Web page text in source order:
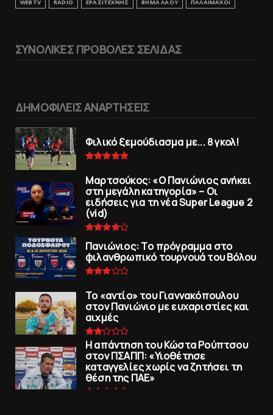
WEBTV
RADIO ΕΡΑΣΙΤΕΧΝΗΣ ΒΗΜΑ ΛΑΟΥ ΠΑΛΑΙΜΑΧΟΙ
ΣΥΝΟΛΙΚΕΣ ΠΡΟΒΟΛΕΣ ΣΕΛΙΔΑΣ
ΔΗΜΟΦΙΛΕΙΣ ΑΝΑΡΤΗΣΕΙΣ
Φιλικό ξεμούδιασμα με... 8 γκολ!
Μαρτσούκος: «Ο Πανιώνιος ανήκει
στη μεγάλη κατηγορία» – Οι
ειδήσεις για τη νέα Super League 2
(vid)
Πανιώνιoς: Tο πρόγραμμα στο
φιλανθρωπικό τουρνουά του Bόλου
To «αντίο» του Γιαννακόπουλου
στον Πανιώνιο με ευχαριστίες και
αιχμές
Η απάντηση του Κώστα Ρούπτσου
στον ΠΣΑΠΠ: «Υιοθέτησε
καταγγελίες χωρίς να ζητήσει τη
θέση της ΠAΕ»